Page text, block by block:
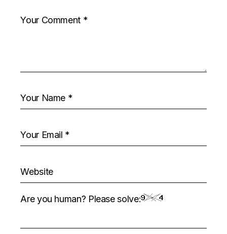
Are you human? Please solve: